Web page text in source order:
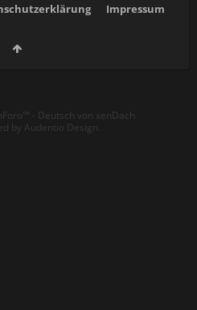
Impressum
- Deutsch von xenDach
by Audentio Design.